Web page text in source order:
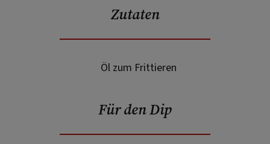
Zutaten
Öl zum Frittieren
Für den Dip